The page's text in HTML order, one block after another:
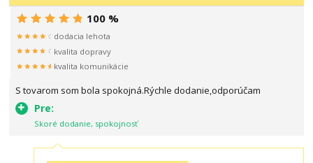
S tovarom som bola spokojná.Rýchle dodanie,odporúčam
Pre:
Skoré dodanie, spokojnosť
100 %
dodacia lehota
kvalita dopravy
kvalita komunikácie